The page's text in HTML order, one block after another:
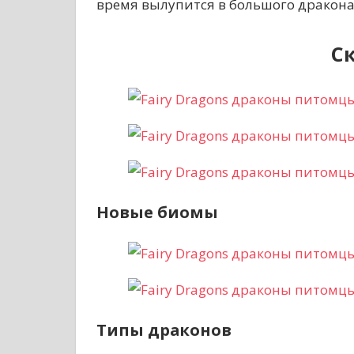
время вылупится в большого
Новые биомы
Типы драконов